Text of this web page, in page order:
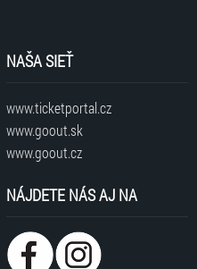
NAŠA SIEŤ
www.ticketportal.cz
www.goout.sk
www.goout.cz
NÁJDETE NÁS AJ NA